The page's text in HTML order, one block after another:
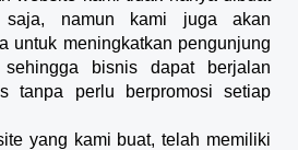
saja, namun kami juga akan
untuk meningkatkan pengunjung
bisnis dapat berjalan
tanpa perlu berpromosi setiap
yang kami buat, telah memiliki